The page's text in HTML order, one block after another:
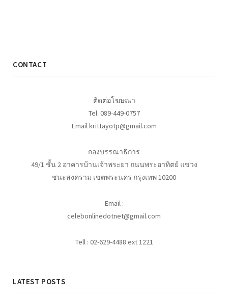
CONTACT
ติดต่อโฆษณา
Tel. 089-449-0757
Email krittayotp@gmail.com
กองบรรณาธิการ
49/1 ชั้น 2 อาคารบ้านเจ้าพระยา ถนนพระอาทิตย์ แขวง
ชนะสงคราม เขตพระนคร กรุงเทพ 10200
Email :
celebonlinedotnet@gmail.com
Tell : 02-629-4488 ext 1221
LATEST POSTS